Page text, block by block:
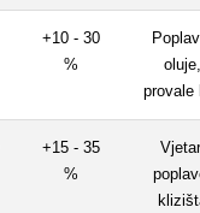
+10 - 30
%
provale
+15 - 35
%